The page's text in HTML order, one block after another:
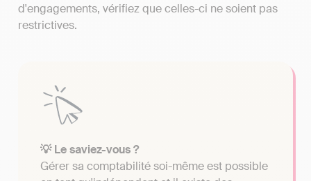
d'engagements, vérifiez que celles-ci ne soient pas
restrictives.
💡 Le saviez-vous ?
Gérer sa comptabilité soi-même est possible